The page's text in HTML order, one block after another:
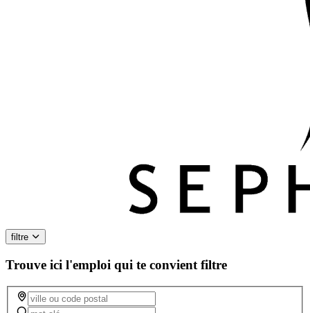
filtre
Trouve ici l'emploi qui te convient filtre